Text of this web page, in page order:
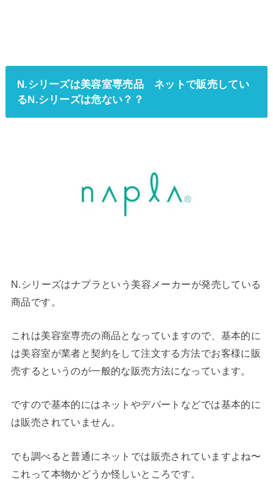
N.シリーズは美容室専売品 ネットで販売してい
るN.シリーズは危ない？？
N.シリーズはナプラという美容メーカーが発売している
商品です。
これは美容室専売の商品となっていますので、基本的に
は美容室が業者と契約をして注文する方法でお客様に販
売するというのが一般的な販売方法になっています。
ですので基本的にはネットやデパートなどでは基本的に
は販売されていません。
でも調べると普通にネットでは販売されていますよね〜
これって本物かどうか怪しいところです。